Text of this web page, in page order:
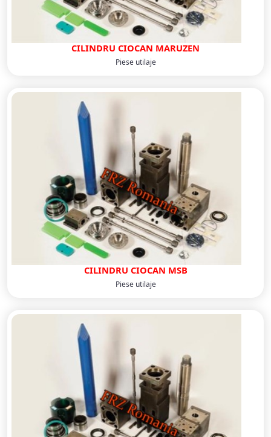
CILINDRU CIOCAN MARUZEN
Piese utilaje
CILINDRU CIOCAN MSB
Piese utilaje